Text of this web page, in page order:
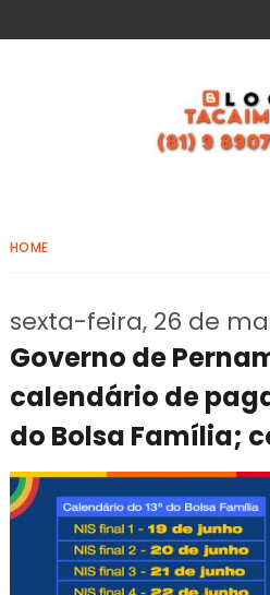
HOME
sexta-feira, 26 de
Governo de
calendário de
do Bolsa Família;